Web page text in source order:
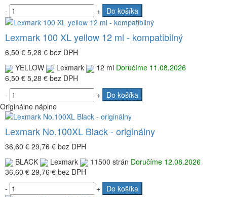
-
+ Do košíka
Lexmark 100 XL yellow 12 ml - kompatibilný
6,50 € 5,28 € bez DPH
YELLOW
Lexmark 12 ml Doručíme 11.08.2026
6,50 € 5,28 € bez DPH
-
+
Do košíka
Originálne náplne
Lexmark No.100XL Black - originálny
36,60 € 29,76 € bez DPH
BLACK
Lexmark 11500 strán Doručíme 12.08.2026
36,60 € 29,76 € bez DPH
-
+ Do košíka